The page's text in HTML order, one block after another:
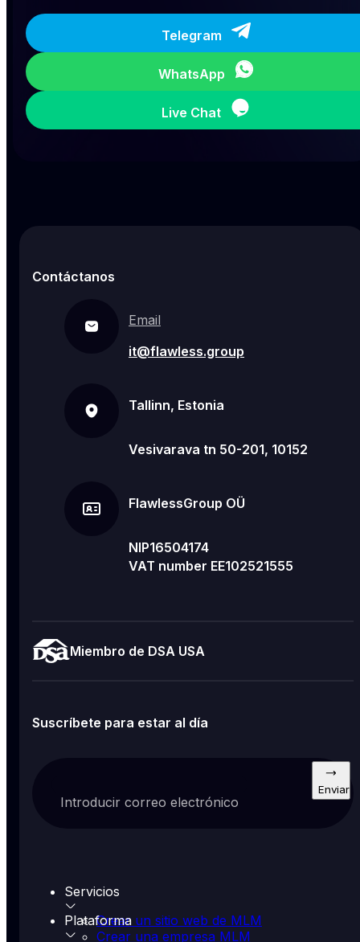
Telegram
WhatsApp
Live Chat
Contáctanos
Email
it@flawless.group
Tallinn, Estonia
Vesivarava tn 50-201, 10152
FlawlessGroup OÜ
NIP16504174
VAT number EE102521555
Miembro de DSA USA
Suscríbete para estar al día
Introducir correo electrónico
Enviar
Servicios
Crear un sitio web de MLM
Crear una empresa MLM
Plataforma